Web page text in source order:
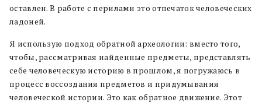
оставлен. В работе с перилами это отпечаток человеческих
ладоней.
Я использую подход обратной археологии: вместо того,
чтобы, рассматривая найденные предметы, представлять
себе человеческую историю в прошлом, я погружаюсь в
процесс воссоздания предметов и придумывания
человеческой истории. Это как обратное движение. Этот